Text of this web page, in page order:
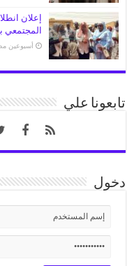
إعلان
المجتمعي
‏أسبوعين
تابعونا علي
دخول